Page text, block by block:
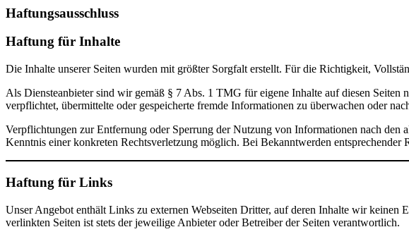
Haftungsausschluss
Haftung für Inhalte
Die Inhalte unserer Seiten wurden mit größter Sorgfalt erstellt. Für die Richtigkeit,
Als Diensteanbieter sind wir gemäß § 7 Abs. 1 TMG für eigene Inhalte auf diesen
verpflichtet, übermittelte oder gespeicherte fremde Informationen zu überwachen oder
Verpflichtungen zur Entfernung oder Sperrung der Nutzung von Informationen nach
Kenntnis einer konkreten Rechtsverletzung möglich. Bei Bekanntwerden entsprechender
Haftung für Links
Unser Angebot enthält Links zu externen Webseiten Dritter, auf deren Inhalte wir
verlinkten Seiten ist stets der jeweilige Anbieter oder Betreiber der Seiten verantwortlich.